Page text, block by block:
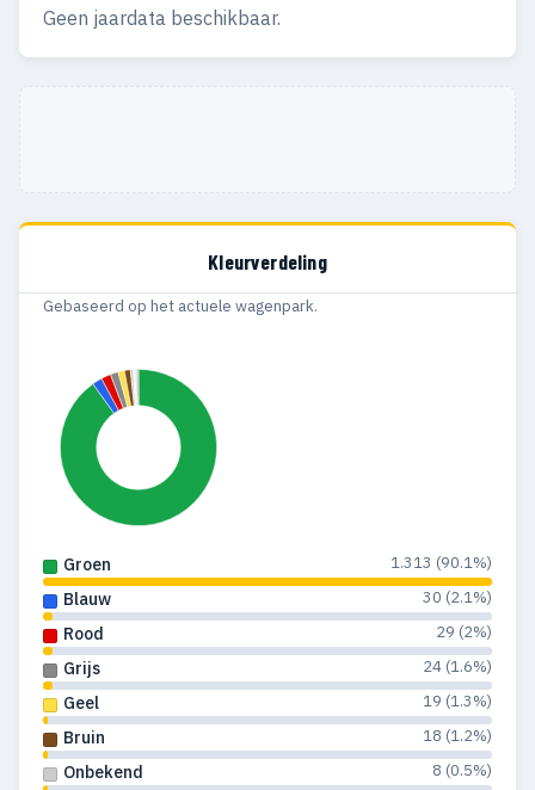
1961 5 3
1958 16 8
10
1954
1953
1951 21 15
1950 20 21
1949 8
1948 25 25
1947 13
Geen jaardata beschikbaar.
Kleurverdeling
Gebaseerd op het actuele wagenpark.
Groen 1.313 (90.1%)
Blauw 30 (2.1%)
Rood 29 (2%)
Grijs 24 (1.6%)
Geel 19 (1.3%)
Bruin 18 (1.2%)
Onbekend 8 (0.5%)